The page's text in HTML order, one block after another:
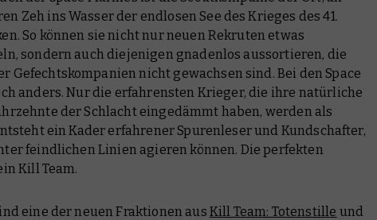
Zeh ins Wasser der endlosen See des Krieges des 41.
So können sie nicht nur neuen Rekruten etwas
sondern auch diejenigen gnadenlos aussortieren, die
Gefechtskompanien nicht gewachsen sind. Bei den Space
anders. Nur die erfahrensten Krieger, die ihre natürliche
der Schlacht eingedämmt haben, werden als
ein Kader erfahrener Spurenleser und Kundschafter,
feindlichen Linien agieren können. Die perfekten
Kill Team.
eine der neuen Fraktionen aus Kill Team: Totenstille und